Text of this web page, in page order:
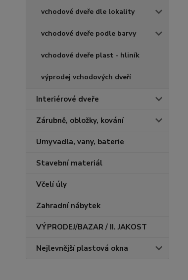
vchodové dveře dle lokality
vchodové dveře podle barvy
vchodové dveře plast - hliník
výprodej vchodových dveří
Interiérové dveře
Zárubně, obložky, kování
Umyvadla, vany, baterie
Stavební materiál
Včelí úly
Zahradní nábytek
VÝPRODEJ/BAZAR / II. JAKOST
Nejlevnější plastová okna